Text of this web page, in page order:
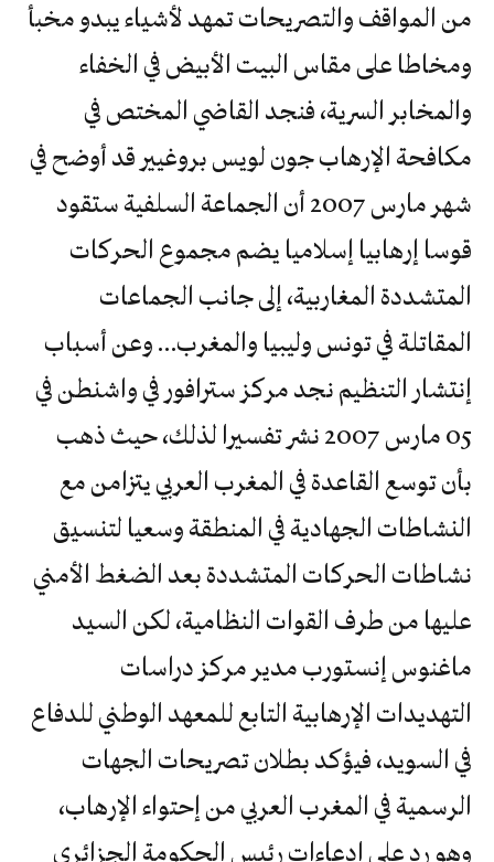
من المواقف والتصريحات تمهد لأشياء يبدو مخبأ
ومخاطا على مقاس البيت الأبيض في الخفاء
والمخابر السرية، فنجد القاضي المختص في
مكافحة الإرهاب جون لويس بروغيير قد أوضح في
شهر مارس 2007 أن الجماعة السلفية ستقود
قوسا إرهابيا إسلاميا يضم مجموع الحركات
المتشددة المغاربية، إلى جانب الجماعات
المقاتلة في تونس وليبيا والمغرب… وعن أسباب
إنتشار التنظيم نجد مركز سترافور في واشنطن في
05 مارس 2007 نشر تفسيرا لذلك، حيث ذهب
بأن توسع القاعدة في المغرب العربي يتزامن مع
النشاطات الجهادية في المنطقة وسعيا لتنسيق
نشاطات الحركات المتشددة بعد الضغط الأمني
عليها من طرف القوات النظامية، لكن السيد
ماغنوس إنستورب مدير مركز دراسات
التهديدات الإرهابية التابع للمعهد الوطني للدفاع
في السويد، فيؤكد بطلان تصريحات الجهات
الرسمية في المغرب العربي من إحتواء الإرهاب،
وهو رد على إدعاءات رئيس الحكومة الجزائري